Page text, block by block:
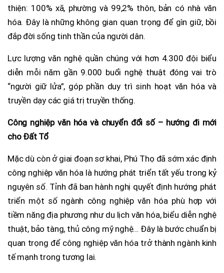
thiện: 100% xã, phường và 99,2% thôn, bản có nhà văn
hóa. Đây là những không gian quan trọng để gìn giữ, bồi
đắp đời sống tinh thần của người dân.
Lực lượng văn nghệ quần chúng với hơn 4.300 đội biểu
diễn mỗi năm gần 9.000 buổi nghệ thuật đóng vai trò
“người giữ lửa”, góp phần duy trì sinh hoạt văn hóa và
truyền dạy các giá trị truyền thống.
Công nghiệp văn hóa và chuyển đổi số – hướng đi mới
cho Đất Tổ
Mặc dù còn ở giai đoạn sơ khai, Phú Thọ đã sớm xác định
công nghiệp văn hóa là hướng phát triển tất yếu trong kỷ
nguyên số. Tỉnh đã ban hành nghị quyết định hướng phát
triển một số ngành công nghiệp văn hóa phù hợp với
tiềm năng địa phương như du lịch văn hóa, biểu diễn nghệ
thuật, bảo tàng, thủ công mỹ nghệ… Đây là bước chuẩn bị
quan trọng để công nghiệp văn hóa trở thành ngành kinh
tế mạnh trong tương lai.